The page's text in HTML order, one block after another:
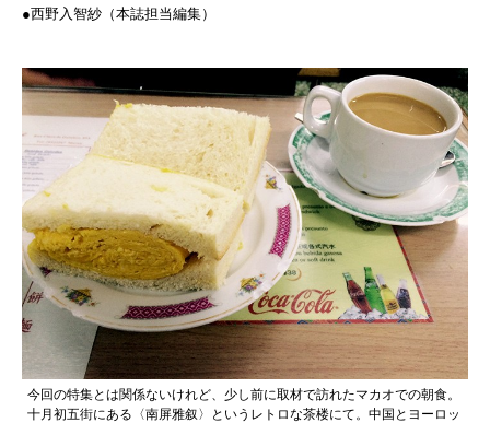
●西野入智紗（本誌担当編集）
今回の特集とは関係ないけれど、少し前に取材で訪れたマカオでの朝食。
十月初五街にある〈南屏雅叙〉というレトロな茶楼にて。中国とヨーロッ